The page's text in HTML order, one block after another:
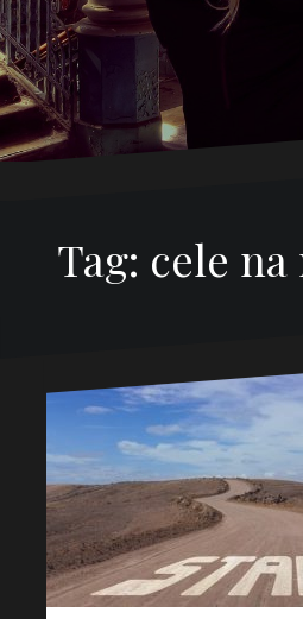
Tag: cele